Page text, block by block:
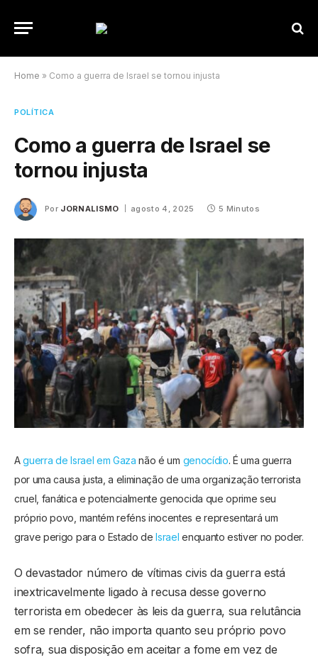
Home » Como a guerra de Israel se tornou injusta
POLÍTICA
Como a guerra de Israel se
tornou injusta
Por JORNALISMO agosto 4, 2025 5 Minutos
Aguerra de Israel em Gaza não é um genocídio. É uma guerra
por uma causa justa, a eliminação de uma organização terrorista
cruel, fanática e potencialmente genocida que oprime seu
próprio povo, mantém reféns inocentes e representará um
grave perigo para o Estado deIsrael enquanto estiver no poder.
O devastador número de vítimas civis da guerra está
inextricavelmente ligado à recusa desse governo
terrorista em obedecer às leis da guerra, sua relutância
em se render, não importa quanto seu próprio povo
sofra, sua disposição em aceitar a fome em vez de